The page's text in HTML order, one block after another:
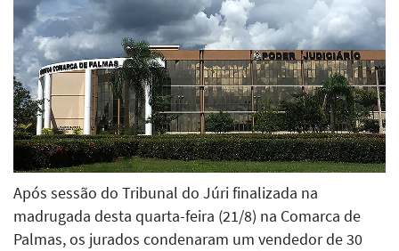
Após sessão do Tribunal do Júri finalizada na
madrugada desta quarta-feira (21/8) na Comarca de
Palmas, os jurados condenaram um vendedor de 30